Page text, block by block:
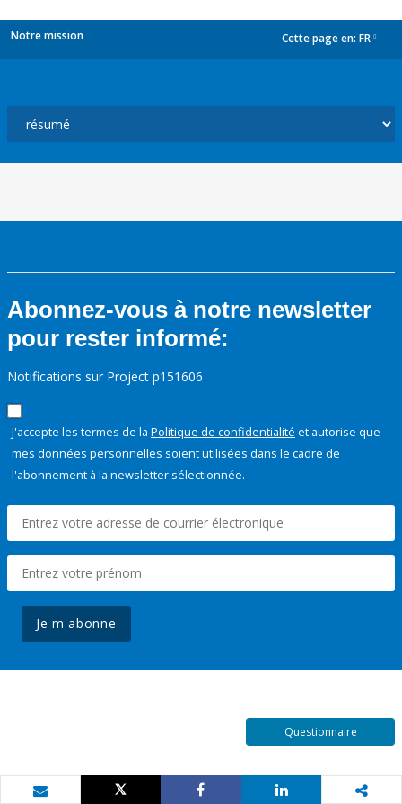
Notre mission Cette page en: FR
Abonnez-vous à notre newsletter
pour rester informé:
Notifications sur Project p151606
J'accepte les termes de la Politique de confidentialité et autorise que
mes données personnelles soient utilisées dans le cadre de
l'abonnement à la newsletter sélectionnée.
Je m'abonne
Questionnaire